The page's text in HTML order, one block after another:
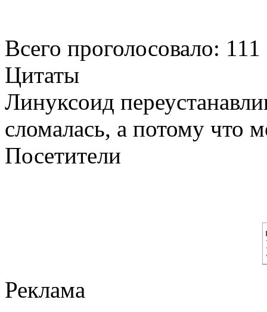
Всего проголосовало: 111
Цитаты
Линуксоид
сломалась, а потому что
Посетители
Реклама